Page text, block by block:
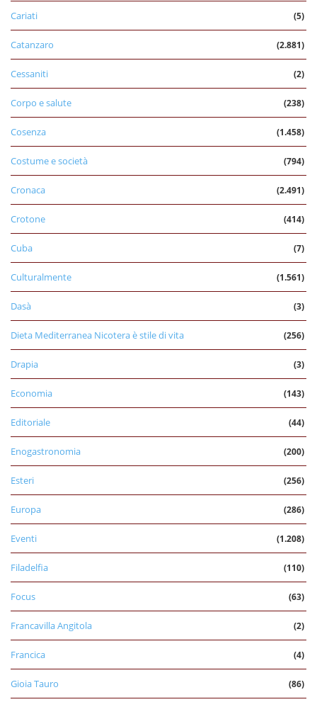
Cariati (5)
Catanzaro (2.881)
Cessaniti (2)
Corpo e salute (238)
Cosenza (1.458)
Costume e società (794)
Cronaca (2.491)
Crotone (414)
Cuba (7)
Culturalmente (1.561)
Dasà (3)
Dieta Mediterranea Nicotera è stile di vita (256)
Drapia (3)
Economia (143)
Editoriale (44)
Enogastronomia (200)
Esteri (256)
Europa (286)
Eventi (1.208)
Filadelfia (110)
Focus (63)
Francavilla Angitola (2)
Francica (4)
Gioia Tauro (86)